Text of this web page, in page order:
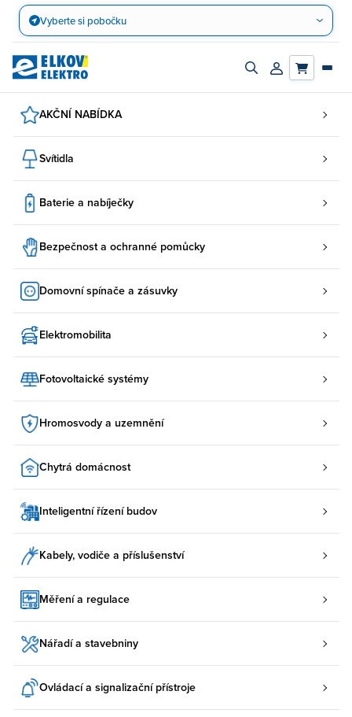
Přejít
obsah
Vyberte si pobočku
Zapnout/vypnout
Přihlásit/
AKČNÍ NABÍDKA
Svítidla
Baterie a nabíječky
Bezpečnost a ochranné pomůcky
Domovní spínače a zásuvky
Elektromobilita
Fotovoltaické systémy
Hromosvody a uzemnění
Chytrá domácnost
Inteligentní řízení budov
Kabely, vodiče a příslušenství
Měření a regulace
Nářadí a stavebniny
Ovládací a signalizační přístroje